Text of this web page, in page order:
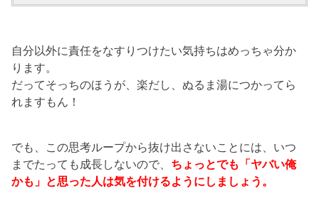
自分以外に責任をなすりつけたい気持ちはめっちゃ分か
ります。
だってそっちのほうが、楽だし、ぬるま湯につかってら
れますもん！
でも、この思考ループから抜け出さないことには、いつ
までたっても成長しないので、 ちょっとでも「ヤバい俺
かも」と思った人は気を付けるようにしましょう。